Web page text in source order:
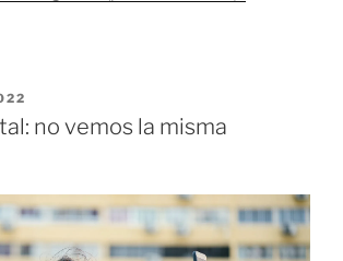
no vemos la misma